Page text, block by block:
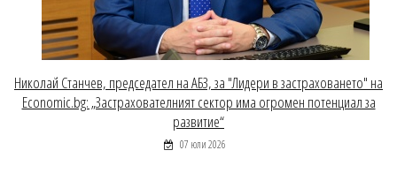
Николай Станчев, председател на АБЗ, за "Лидери в застраховането" на
Economic.bg: „Застрахователният сектор има огромен потенциал за
развитие“
07 юли 2026